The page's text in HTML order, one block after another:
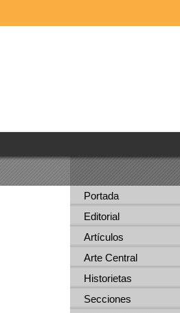
Portada
Editorial
Artículos
Arte Central
Historietas
Secciones